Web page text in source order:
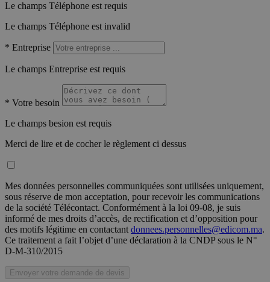
Le champs Téléphone est requis
Le champs Téléphone est invalid
* Entreprise
Le champs Entreprise est requis
* Votre besoin
Le champs besion est requis
Merci de lire et de cocher le règlement ci dessus
Mes données personnelles communiquées sont utilisées uniquement,
sous réserve de mon acceptation, pour recevoir les communications
de la société Télécontact. Conformément à la loi 09-08, je suis
informé de mes droits d’accès, de rectification et d’opposition pour
des motifs légitime en contactant donnees.personnelles@edicom.ma.
Ce traitement a fait l’objet d’une déclaration à la CNDP sous le N°
D-M-310/2015
Envoyer votre demande de devis